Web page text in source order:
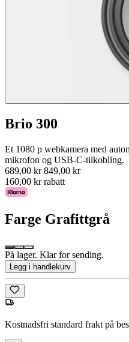
Brio 300
Et 1080 p webkamera med
mikrofon og USB-C-tilkobling.
689,00 kr 849,00 kr
160,00 kr rabatt
Farge Grafittgrå
På lager. Klar for sending.
Legg i handlekurv
Kostnadsfri standard frakt på